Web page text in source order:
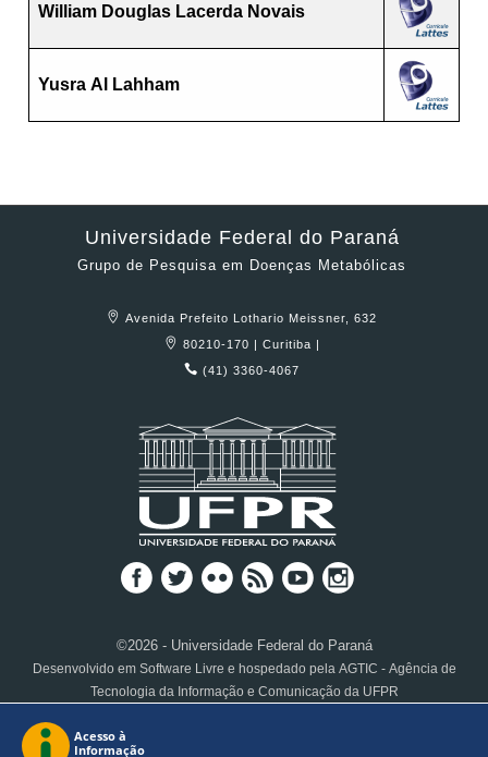
William Douglas Lacerda Novais
Yusra Al Lahham
Universidade Federal do Paraná
Grupo de Pesquisa em Doenças Metabólicas
Avenida Prefeito Lothario Meissner, 632
80210-170 | Curitiba |
(41) 3360-4067
©2026 - Universidade Federal do Paraná
Desenvolvido em Software Livre e hospedado pela AGTIC - Agência de
Tecnologia da Informação e Comunicação da UFPR